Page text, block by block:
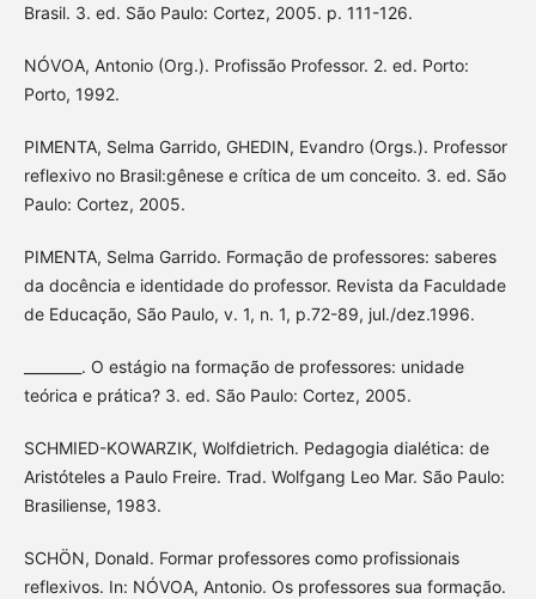
Brasil. 3. ed. São Paulo: Cortez, 2005. p. 111-126.
NÓVOA, Antonio (Org.). Profissão Professor. 2. ed. Porto:
Porto, 1992.
PIMENTA, Selma Garrido, GHEDIN, Evandro (Orgs.). Professor
reflexivo no Brasil:gênese e crítica de um conceito. 3. ed. São
Paulo: Cortez, 2005.
PIMENTA, Selma Garrido. Formação de professores: saberes
da docência e identidade do professor. Revista da Faculdade
de Educação, São Paulo, v. 1, n. 1, p.72-89, jul./dez.1996.
________. O estágio na formação de professores: unidade
teórica e prática? 3. ed. São Paulo: Cortez, 2005.
SCHMIED-KOWARZIK, Wolfdietrich. Pedagogia dialética: de
Aristóteles a Paulo Freire. Trad. Wolfgang Leo Mar. São Paulo:
Brasiliense, 1983.
SCHÖN, Donald. Formar professores como profissionais
reflexivos. In: NÓVOA, Antonio. Os professores sua formação.